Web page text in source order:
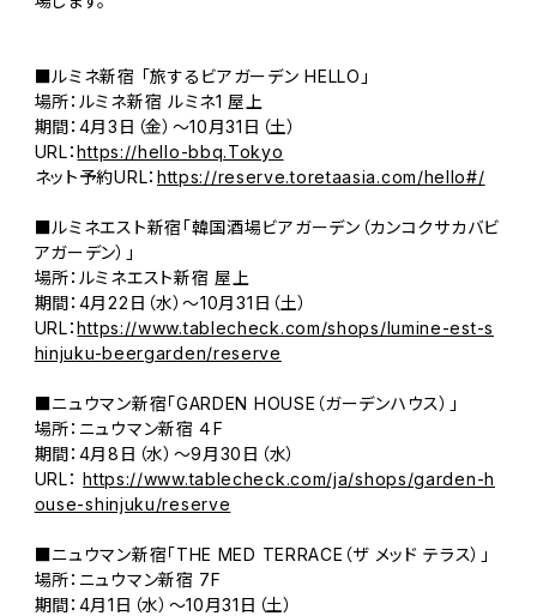
■ルミネ新宿 「旅するビアガーデン HELLO」
場所：ルミネ新宿 ルミネ1 屋上
期間：4月3日（金）～10月31日（土）
URL：https://hello-bbq.Tokyo
ネット予約URL： https://reserve.toretaasia.com/hello#/
■ルミネエスト新宿「韓国酒場ビアガーデン（カンコクサカバビ
アガーデン）」
場所：ルミネエスト新宿 屋上
期間：4月22日（水）～10月31日（土）
URL：https://www.tablecheck.com/shops/lumine-est-s
hinjuku-beergarden/reserve
■ニュウマン新宿「GARDEN HOUSE（ガーデンハウス）」
場所：ニュウマン新宿 ４F
期間：4月8日（水）～9月30日（水）
URL：https://www.tablecheck.com/ja/shops/garden-h
ouse-shinjuku/reserve
■ニュウマン新宿「THE MED TERRACE（ザ メッド テラス）」
場所：ニュウマン新宿 7F
期間：4月1日（水）～10月31日（土）